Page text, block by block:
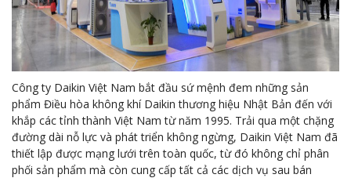
Công ty Daikin Việt Nam bắt đầu sứ mệnh đem những sản
phẩm Điều hòa không khí Daikin thương hiệu Nhật Bản đến với
khắp các tỉnh thành Việt Nam từ năm 1995. Trải qua một chặng
đường dài nỗ lực và phát triển không ngừng, Daikin Việt Nam đã
thiết lập được mạng lưới trên toàn quốc, từ đó không chỉ phân
phối sản phẩm mà còn cung cấp tất cả các dịch vụ sau bán